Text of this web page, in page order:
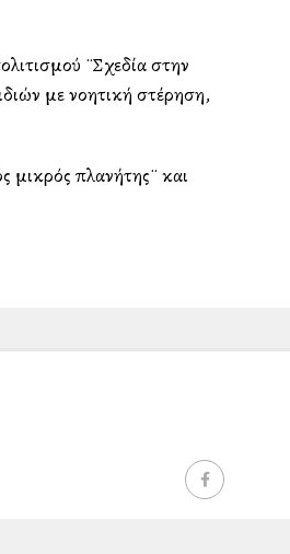
¨Σχεδία στην
με νοητική στέρηση,
μικρός πλανήτης¨ και